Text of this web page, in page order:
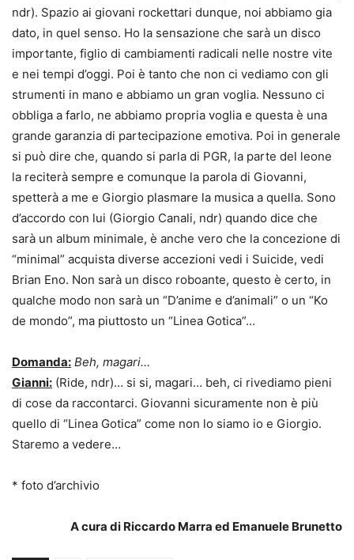
ndr). Spazio ai giovani rockettari dunque, noi abbiamo gia
dato, in quel senso. Ho la sensazione che sarà un disco
importante, figlio di cambiamenti radicali nelle nostre vite
e nei tempi d’oggi. Poi è tanto che non ci vediamo con gli
strumenti in mano e abbiamo un gran voglia. Nessuno ci
obbliga a farlo, ne abbiamo propria voglia e questa è una
grande garanzia di partecipazione emotiva. Poi in generale
si può dire che, quando si parla di PGR, la parte del leone
la reciterà sempre e comunque la parola di Giovanni,
spetterà a me e Giorgio plasmare la musica a quella. Sono
d’accordo con lui (Giorgio Canali, ndr) quando dice che
sarà un album minimale, è anche vero che la concezione di
“minimal” acquista diverse accezioni vedi i Suicide, vedi
Brian Eno. Non sarà un disco roboante, questo è certo, in
qualche modo non sarà un “D’anime e d’animali” o un “Ko
de mondo”, ma piuttosto un “Linea Gotica”…
Domanda: Beh, magari…
Gianni: (Ride, ndr)… si si, magari… beh, ci rivediamo pieni
di cose da raccontarci. Giovanni sicuramente non è più
quello di “Linea Gotica” come non lo siamo io e Giorgio.
Staremo a vedere…
* foto d’archivio
A cura di Riccardo Marra ed Emanuele Brunetto